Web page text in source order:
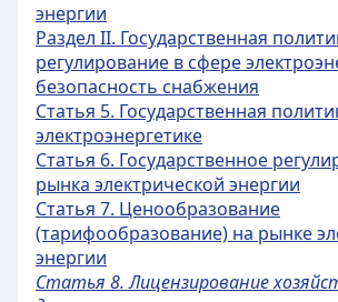
энергии
Раздел II. Государственная
регулирование в сфере
безопасность снабжения
Статья 5. Государственная
электроэнергетике
Статья 6. Государственное
рынка электрической энергии
Статья 7. Ценообразование
(тарифообразование) на рынке
энергии
Статья 8. Лицензирование